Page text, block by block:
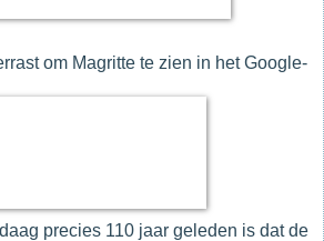
om Magritte te zien in het Google-
precies 110 jaar geleden is dat de